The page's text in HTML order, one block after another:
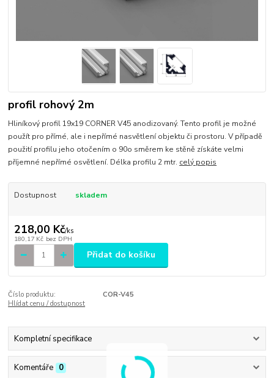
profil rohový 2m
Hliníkový profil 19x19 CORNER V45 anodizovaný. Tento profil je možné
použít pro přímé, ale i nepřímé nasvětlení objektu či prostoru. V případě
použití profilu jeho otočením o 90o směrem ke stěně získáte velmi
příjemné nepřímé osvětlení. Délka profilu 2 mtr. celý popis
Dostupnost skladem
218,00 Kč/ks
180,17 Kč bez DPH
Přidat do košíku
Číslo produktu:
COR-V45
Hlídat cenu / dostupnost
Kompletní specifikace
Komentáře 0